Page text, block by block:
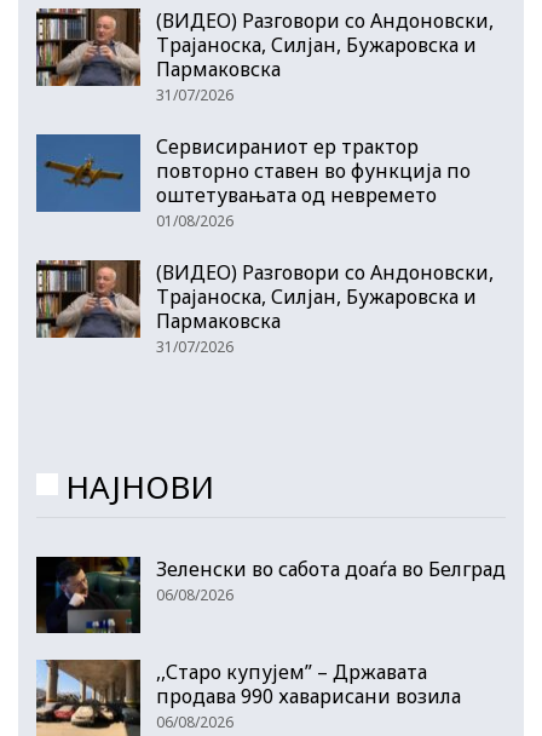
(ВИДЕО) Разговори со Андоновски,
Трајаноска, Силјан, Бужаровска и
Пармаковска
31/07/2026
Сервисираниот ер трактор
повторно ставен во функција по
оштетувањата од невремето
01/08/2026
(ВИДЕО) Разговори со Андоновски,
Трајаноска, Силјан, Бужаровска и
Пармаковска
31/07/2026
НАЈНОВИ
Зеленски во сабота доаѓа во Белград
06/08/2026
,,Старо купујем” – Државата
продава 990 хаварисани возила
06/08/2026